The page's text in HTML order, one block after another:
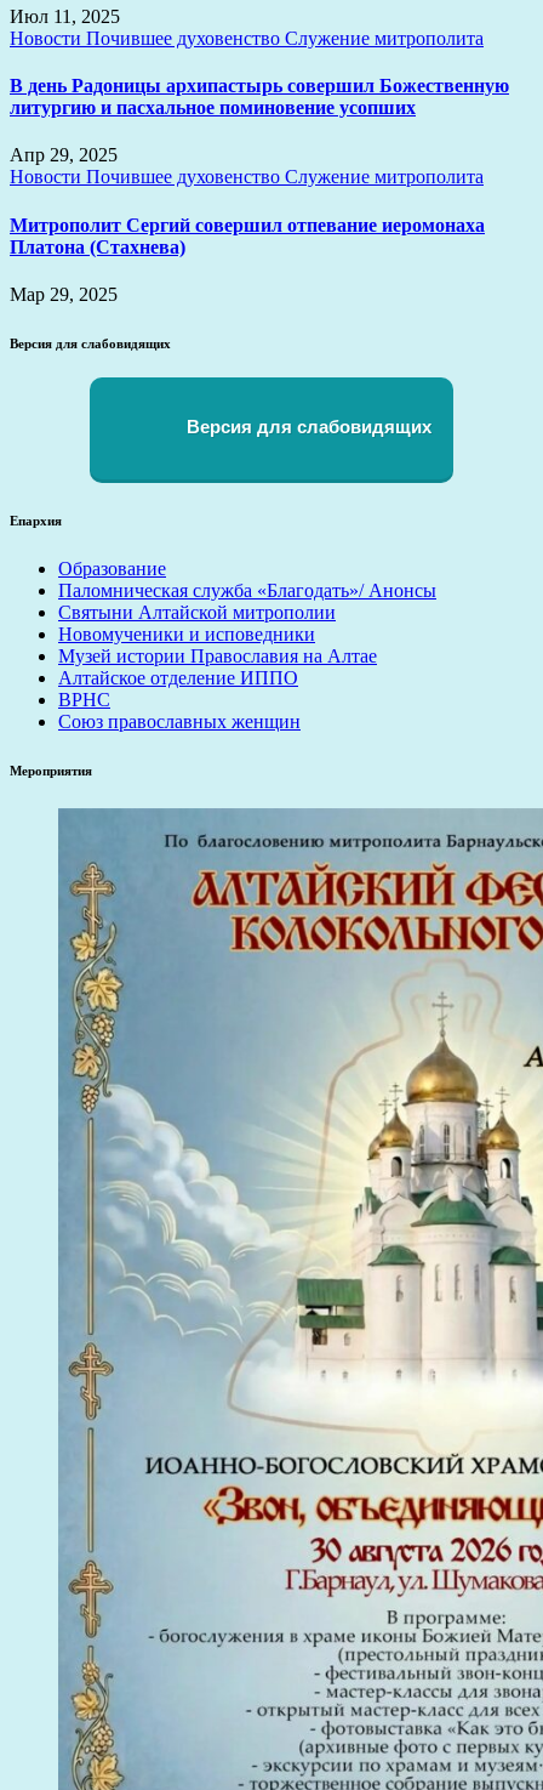
Июл 11, 2025
Новости Почившее духовенство Служение митрополита
В день Радоницы архипастырь совершил Божественную
литургию и пасхальное поминовение усопших
Апр 29, 2025
Новости Почившее духовенство Служение митрополита
Митрополит Сергий совершил отпевание иеромонаха
Платона (Стахнева)
Мар 29, 2025
Версия для слабовидящих
Версия для слабовидящих
Епархия
Образование
Паломническая служба «Благодать»/ Анонсы
Святыни Алтайской митрополии
Новомученики и исповедники
Музей истории Православия на Алтае
Алтайское отделение ИППО
ВРНС
Союз православных женщин
Мероприятия